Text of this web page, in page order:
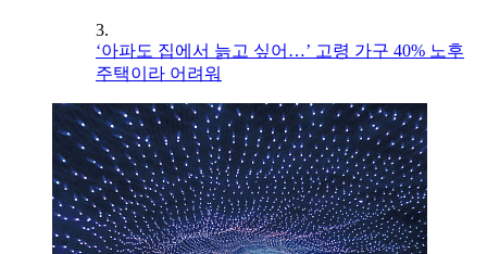
3.
‘아파도 집에서 늙고 싶어…’ 고령 가구 40% 노후
주택이라 어려워